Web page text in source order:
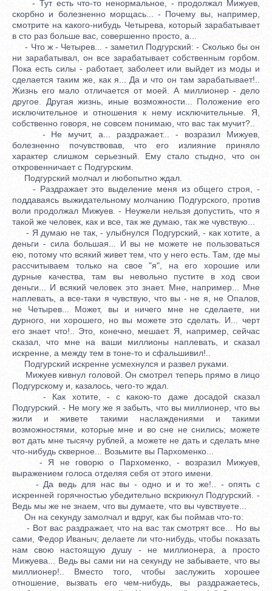
- Тут есть что-то ненормальное, - продолжал Мижуев,
скорбно и болезненно морщась... - Почему вы, например,
смотрите на какого-нибудь Четырева, который зарабатывает
в сто раз больше вас, совершенно просто, а...
- Что ж - Четырев... - заметил Подгурский: - Сколько бы он
ни зарабатывал, он все зарабатывает собственным горбом.
Пока есть силы - работает, заболеет или выйдет из моды и
сделается таким же, как я... Да и что он там зарабатывает!..
Жизнь его мало отличается от моей. А миллионер - дело
другое. Другая жизнь, иные возможности... Положение его
исключительное и отношения к нему исключительные. Я,
собственно говоря, не совсем понимаю, что вас так мучит?..
- Не мучит, а... раздражает... - возразил Мижуев,
болезненно почувствовав, что его излияние приняло
характер слишком серьезный. Ему стало стыдно, что он
откровенничает с Подгурским.
Подгурский молчал и любопытно ждал.
- Раздражает это выделение меня из общего строя, -
поддаваясь выжидательному молчанию Подгурского, против
воли продолжал Мижуев. - Неужели нельзя допустить, что я
такой же человек, как и все, так же думаю, так же чувствую...
- Я думаю не так, - улыбнулся Подгурский, - как хотите, а
деньги - сила большая... И вы не можете не пользоваться
ею, потому что всякий живет тем, что у него есть. Там, где мы
рассчитываем только на свое "я", на его хорошие или
дурные качества, там вы невольно пустите в ход свои
деньги... И всякий человек это знает. Мне, например... Мне
наплевать, а все-таки я чувствую, что вы - не я, не Опалов,
не Четырев... Может, вы и ничего мне не сделаете, ни
дурного, ни хорошего, но вы можете это сделать. И... черт
его знает что!.. Это, конечно, мешает. Я, например, сейчас
сказал, что мне на ваши миллионы наплевать, и сказал
искренне, а между тем в тоне-то и сфальшивил!..
Подгурский искренне усмехнулся и развел руками.
Мижуев кивнул головой. Он смотрел теперь прямо в лицо
Подгурскому и, казалось, чего-то ждал.
- Как хотите, - с какою-то даже досадой сказал
Подгурский. - Не могу же я забыть, что вы миллионер, что вы
жили и живете такими наслаждениями и такими
возможностями, которые мне и во сне не снились; можете
вот дать мне тысячу рублей, а можете не дать и сделать мне
что-нибудь скверное... Возьмите вы Пархоменко...
- Я не говорю о Пархоменко, - возразил Мижуев,
выражением голоса отделяя себя от этого имени.
- Да ведь для нас вы - одно и и то же!.. - опять с
искренней горячностью убедительно вскрикнул Подгурский. -
Ведь мы же не знаем, что вы думаете, что вы чувствуете...
Он на секунду замолчал и вдруг, как бы поймав что-то:
- Вот вас раздражает, что на вас так смотрят все... Но вы
сами, Федор Иваныч; делаете ли что-нибудь, чтобы показать
нам свою настоящую душу - не миллионера, а просто
Мижуева... Ведь вы сами ни на секунду не забываете, что вы
миллионер!.. Вместо того, чтобы заслужить хорошее
отношение, вызвать его чем-нибудь, вы раздражаетесь,